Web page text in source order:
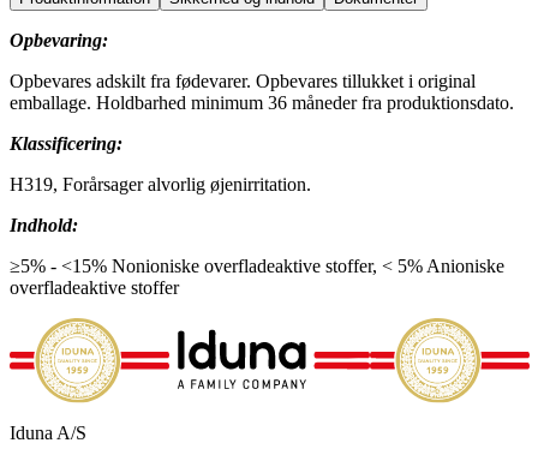
Opbevaring:
Opbevares adskilt fra fødevarer. Opbevares tillukket i original
emballage. Holdbarhed minimum 36 måneder fra produktionsdato.
Klassificering:
H319, Forårsager alvorlig øjenirritation.
Indhold:
≥5% - <15% Nonioniske overfladeaktive stoffer, < 5% Anioniske
overfladeaktive stoffer
Iduna A/S